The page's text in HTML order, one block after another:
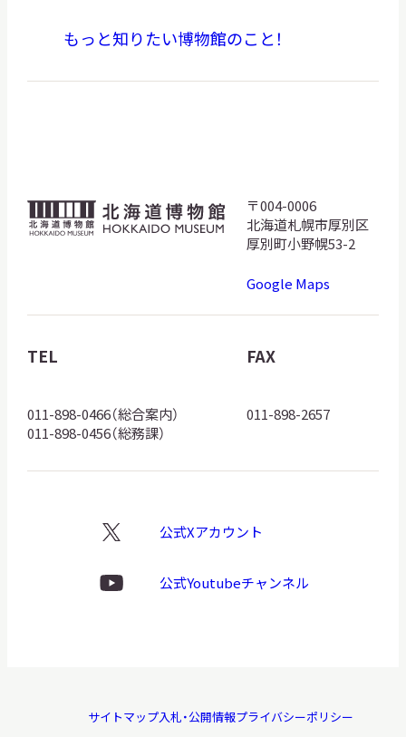
もっと知りたい博物館のこと！
北
海
物
館
ゴ
〒004-0006
北海道札幌市厚別区
厚別町小野幌53-2
Google Maps
TEL
011-898-0466（総合案内）
011-898-0456（総務課）
FAX
011-898-2657
X
ゴ
公式Xアカウント
Youtube
公式Youtubeチャンネル
サイトマップ入札・公開情報プライバシーポリシー